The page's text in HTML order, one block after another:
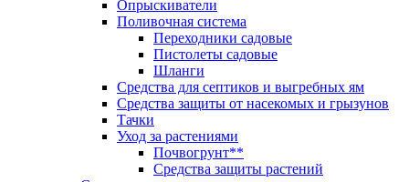
Опрыскиватели
Поливочная система
Переходники садовые
Пистолеты садовые
Шланги
Средства для септиков и выгребных ям
Средства защиты от насекомых и грызунов
Тачки
Уход за растениями
Почвогрунт**
Средства защиты растений